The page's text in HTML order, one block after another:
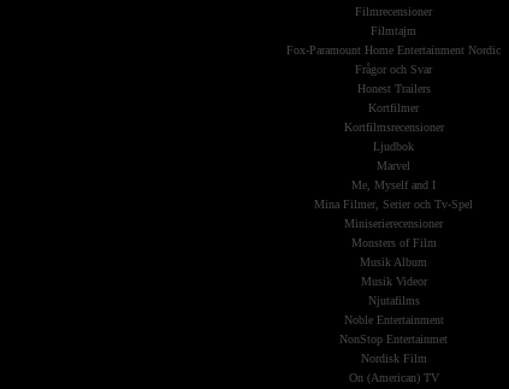
Filmrecensioner
Filmtajm
Fox-Paramount Home Entertainment Nordic
Frågor och Svar
Honest Trailers
Kortfilmer
Kortfilmsrecensioner
Ljudbok
Marvel
Me, Myself and I
Mina Filmer, Serier och Tv-Spel
Miniserierecensioner
Monsters of Film
Musik Album
Musik Videor
Njutafilms
Noble Entertainment
NonStop Entertainmet
Nordisk Film
On (American) TV